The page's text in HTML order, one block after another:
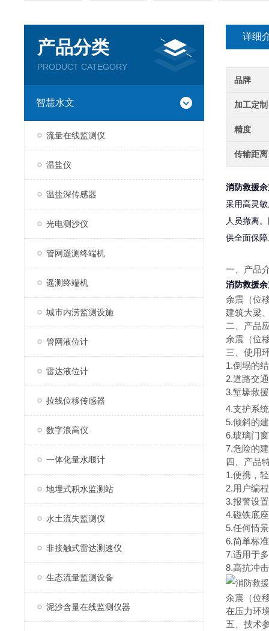
产品分类
PRODUCT CATEGORY
智慧水文
流量在线监测仪
温盐仪
温盐深传感器
光电测沙仪
管网遥测终端机
遥测终端机
城市内涝监测设施
管网液位计
雷达液位计
拉线位移传感器
数字浪高仪
一体化量水堰计
地埋式积水监测站
水土流失监测仪
非接触式雷达测速仪
生态流量监测设备
泥沙含量在线监测仪器
详细
品牌
加工定制
精度
传输距离
消防救援
采用高灵
人员撤离
供全面保
一、产品
消防救援
余震（位
建筑大梁
二、产品
余震（位
三、使用
1.倒塌的
2.道路交
3.堑壕救援
4.支护系
5.倾斜的
6.玻璃门窗
7.危险的
四、产品
1.便携，
2.用户编
3.报警设置
4.磁铁底
5.任何情
6.简单标
7.适用于
8.高抗冲
余震（位
在压力环
五、技术